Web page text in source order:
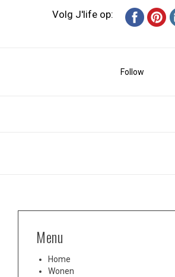
Volg J'life op:
Follow
Menu
Home
Wonen